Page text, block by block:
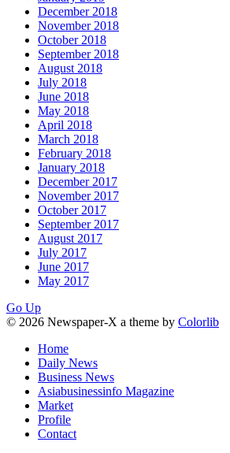
December 2018
November 2018
October 2018
September 2018
August 2018
July 2018
June 2018
May 2018
April 2018
March 2018
February 2018
January 2018
December 2017
November 2017
October 2017
September 2017
August 2017
July 2017
June 2017
May 2017
Go Up
© 2026 Newspaper-X a theme by Colorlib
Home
Daily News
Business News
Asiabusinessinfo Magazine
Market
Profile
Contact